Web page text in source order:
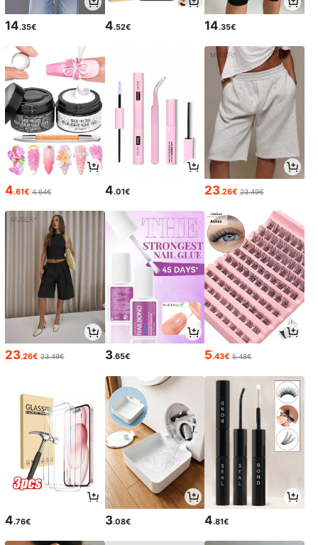
14.35€ 4.52€ 14.35€
4.61€ 4.64€ 4.01€ 23.26€ 23.49€
23.26€ 23.49€ 3.65€ 5.43€ 5.48€
4.76€ 3.08€ 4.81€